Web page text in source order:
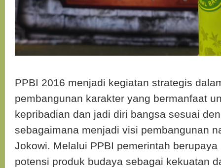
PPBI 2016 menjadi kegiatan strategis
pembangunan karakter yang bermanfaat
kepribadian dan jadi diri bangsa sesuai
sebagaimana menjadi visi pembangunan
Jokowi. Melalui PPBI pemerintah
potensi produk budaya sebagai kekuatan